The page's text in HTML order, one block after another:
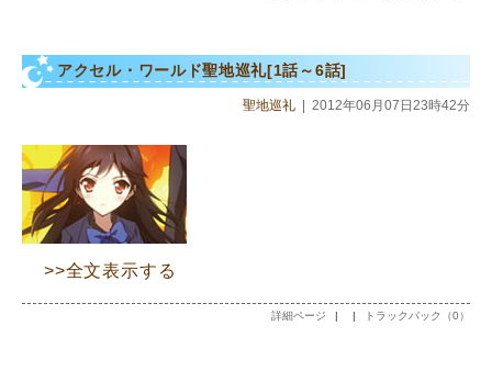
アクセル・ワールド聖地巡礼[1話～6話]
聖地巡礼 | 2012年06月07日23時42分
>>全文表示する
詳細ページ | | トラックバック（0）